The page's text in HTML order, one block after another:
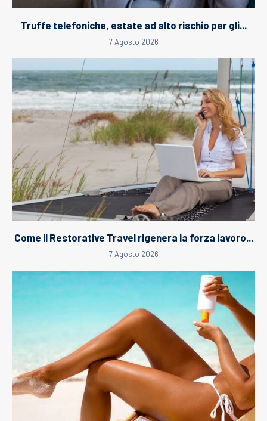
Truffe telefoniche, estate ad alto rischio per gli...
7 Agosto 2026
Come il Restorative Travel rigenera la forza lavoro...
7 Agosto 2026